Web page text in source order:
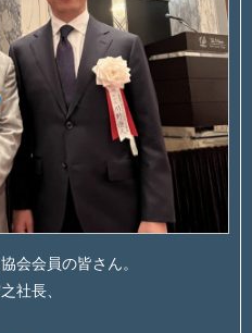
会会員の皆さん。
社長、